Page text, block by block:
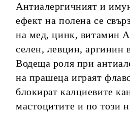
Антиалергичният и
ефект на полена се
на мед, цинк, витамин
селен, левцин, аргинин
Водеща роля при
на прашеца играят
блокират калциевите
мастоцитите и по този